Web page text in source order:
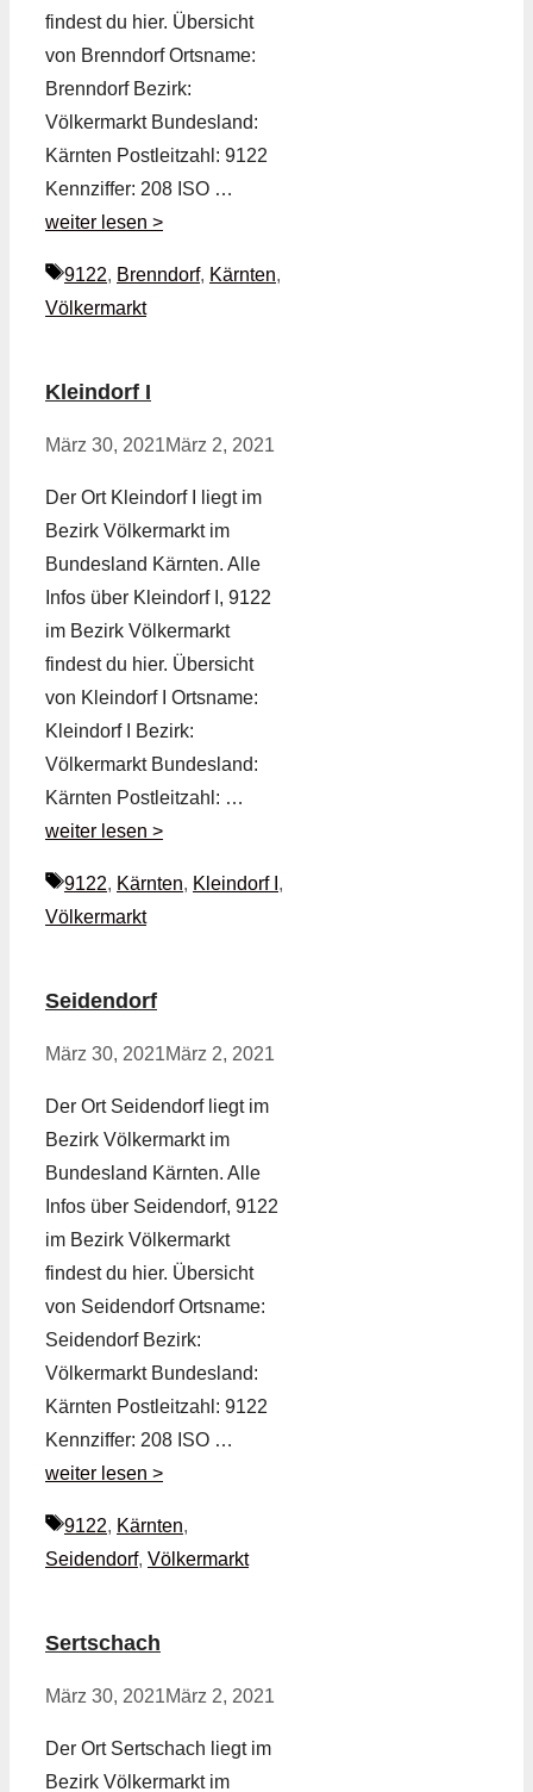
findest du hier. Übersicht
von Brenndorf Ortsname:
Brenndorf Bezirk:
Völkermarkt Bundesland:
Kärnten Postleitzahl: 9122
Kennziffer: 208 ISO …
weiter lesen >
Schlagwörter
9122, Brenndorf, Kärnten,
Völkermarkt
Kleindorf I
März 30, 2021März 2, 2021
Der Ort Kleindorf I liegt im
Bezirk Völkermarkt im
Bundesland Kärnten. Alle
Infos über Kleindorf I, 9122
im Bezirk Völkermarkt
findest du hier. Übersicht
von Kleindorf I Ortsname:
Kleindorf I Bezirk:
Völkermarkt Bundesland:
Kärnten Postleitzahl: …
weiter lesen >
Schlagwörter
9122, Kärnten, Kleindorf I ,
Völkermarkt
Seidendorf
März 30, 2021März 2, 2021
Der Ort Seidendorf liegt im
Bezirk Völkermarkt im
Bundesland Kärnten. Alle
Infos über Seidendorf, 9122
im Bezirk Völkermarkt
findest du hier. Übersicht
von Seidendorf Ortsname:
Seidendorf Bezirk:
Völkermarkt Bundesland:
Kärnten Postleitzahl: 9122
Kennziffer: 208 ISO …
weiter lesen >
Schlagwörter
9122, Kärnten,
Seidendorf, Völkermarkt
Sertschach
März 30, 2021März 2, 2021
Der Ort Sertschach liegt im
Bezirk Völkermarkt im